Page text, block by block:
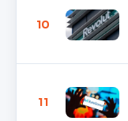
10
11